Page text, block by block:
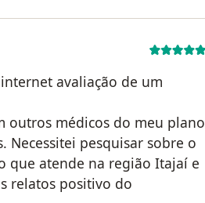
avaliação de um
outros médicos do meu plano
Necessitei pesquisar sobre o
que atende na região Itajaí e
relatos positivo do